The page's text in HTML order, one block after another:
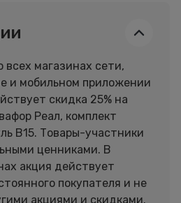
всех магазинах сети,
и мобильном приложении
скидка 25% на
Реал, комплект
В15. Товары-участники
ценниками. В
акция действует
покупателя и не
акциями и скидками.